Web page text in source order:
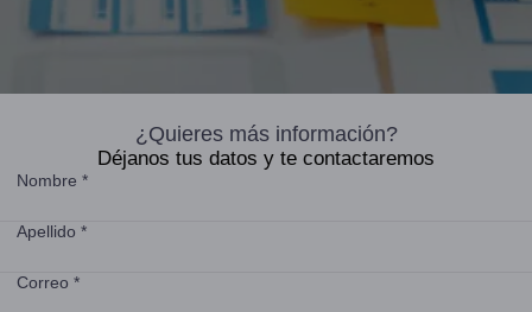
¿Quieres más información?
Déjanos tus datos y te contactaremos
Nombre *
Apellido *
Correo *